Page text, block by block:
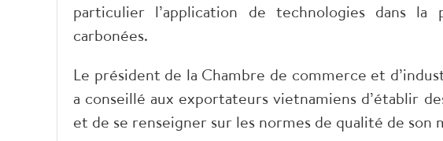
particulier l’application de technologies dans
carbonées.
Le président de la Chambre de commerce et
a conseillé aux exportateurs vietnamiens d’établir
et de se renseigner sur les normes de qualité de son